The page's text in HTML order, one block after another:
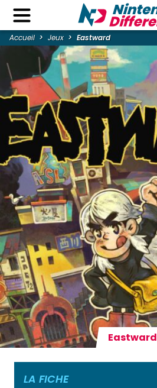
Accueil Jeux Eastward
Eastward
LA FICHE